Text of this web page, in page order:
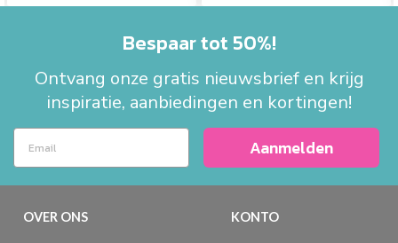
Bespaar tot 50%!
Ontvang onze gratis nieuwsbrief en krijg
inspiratie, aanbiedingen en kortingen!
Aanmelden
OVER ONS KONTO